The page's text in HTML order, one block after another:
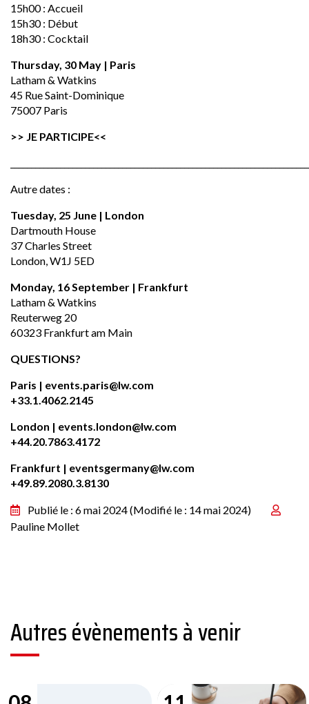
15h00 : Accueil
15h30 : Début
18h30 : Cocktail
Thursday, 30 May | Paris
Latham & Watkins
45 Rue Saint-Dominique
75007 Paris
>> JE PARTICIPE<<
Autre dates :
Tuesday, 25 June | London
Dartmouth House
37 Charles Street
London, W1J 5ED
Monday, 16 September | Frankfurt
Latham & Watkins
Reuterweg 20
60323 Frankfurt am Main
QUESTIONS?
Paris | events.paris@lw.com
+33.1.4062.2145
London | events.london@lw.com
+44.20.7863.4172
Frankfurt | eventsgermany@lw.com
+49.89.2080.3.8130
Publié le : 6 mai 2024(Modifié le : 14 mai 2024)
Pauline Mollet
Autres évènements à venir